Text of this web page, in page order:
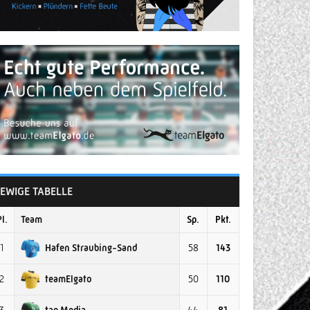
EWIGE TABELLE
Team Sp. Pkt.
1 Hafen Straubing-Sand 58 143
2 teamElgato 50 110